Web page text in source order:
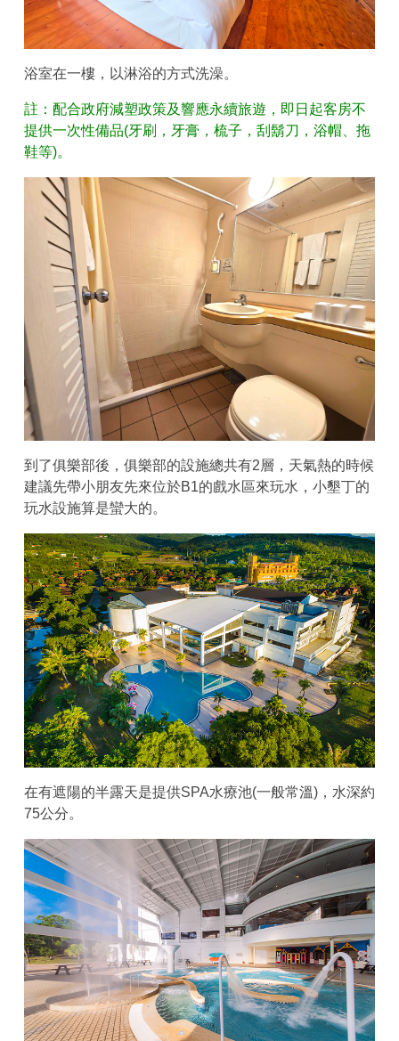
浴室在一樓，以淋浴的方式洗澡。
註：配合政府減塑政策及響應永續旅遊，即日起客房不
提供一次性備品(牙刷，牙膏，梳子，刮鬍刀，浴帽、拖
鞋等)。
到了俱樂部後，俱樂部的設施總共有2層，天氣熱的時候
建議先帶小朋友先來位於B1的戲水區來玩水，小墾丁的
玩水設施算是蠻大的。
在有遮陽的半露天是提供SPA水療池(一般常溫)，水深約
75公分。